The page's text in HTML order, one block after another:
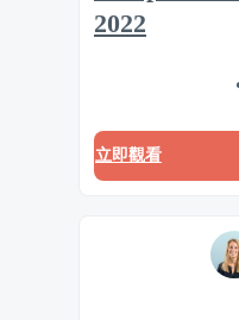
2022
立即觀看